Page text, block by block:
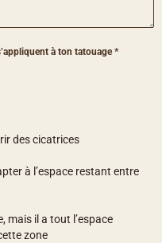
à ton tatouage*
des cicatrices
à l’espace restant entre
mais il a tout l’espace
zone